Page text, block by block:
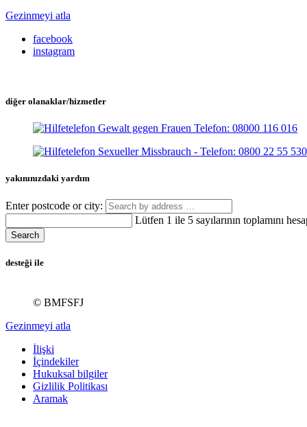
Gezinmeyi atla
facebook
instagram
diğer olanaklar/hizmetler
yakınınızdaki yardım
Enter postcode or city:
Lütfen 1 ile 5 sayılarının toplamını
Search
desteği ile
© BMFSFJ
Gezinmeyi atla
İlişki
İçindekiler
Hukuksal bilgiler
Gizlilik Politikası
Aramak